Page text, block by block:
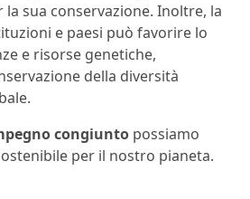
la sua conservazione. Inoltre, la
e paesi può favorire lo
e risorse genetiche,
della diversità
congiunto possiamo
per il nostro pianeta.